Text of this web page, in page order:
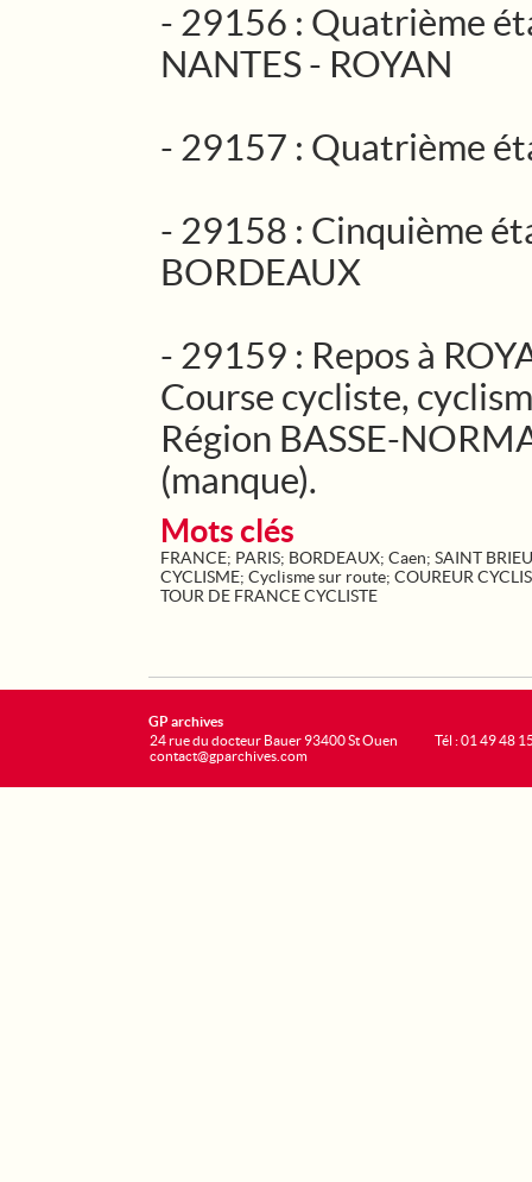
- 29156 : Quatrième
NANTES - ROYAN
- 29157 : Quatrième
- 29158 : Cinquième
BORDEAUX
- 29159 : Repos à
Course cycliste,
Région BASSE-
(manque).
Mots clés
FRANCE; PARIS; BORDEAUX; Caen; SAINT
CYCLISME; Cyclisme sur route; COUREUR
TOUR DE FRANCE CYCLISTE
GP archives
24 rue du docteur Bauer 93400 St Ouen
contact@gparchives.com
Tél : 01 49 48